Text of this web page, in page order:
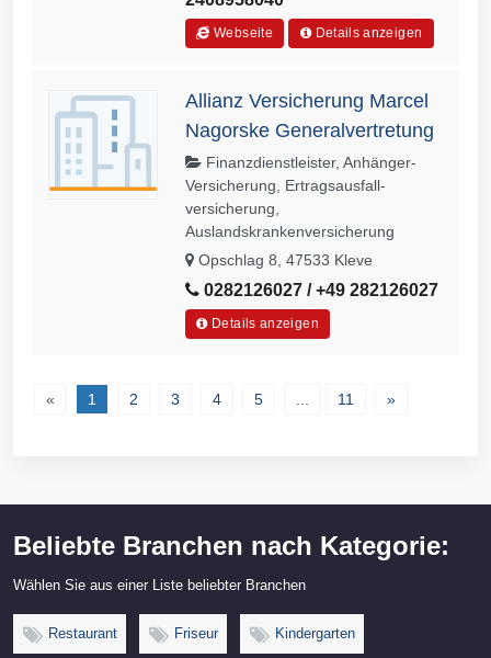
Webseite Details anzeigen
Allianz Versicherung Marcel
Nagorske Generalvertretung
Finanzdienstleister, Anhänger-
Versicherung, Ertragsausfall­
versicherung,
Auslandskrankenversicherung
Opschlag 8, 47533 Kleve
0282126027 / +49 282126027
Details anzeigen
« 1 2 3 4 5 11 »
Beliebte Branchen nach Kategorie:
Wählen Sie aus einer Liste beliebter Branchen
Restaurant Friseur Kindergarten